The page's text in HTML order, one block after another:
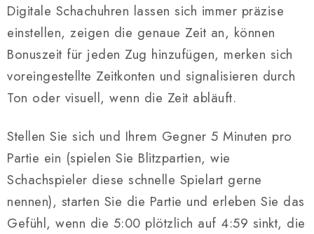
Digitale Schachuhren lassen sich immer präzise
einstellen, zeigen die genaue Zeit an, können
Bonuszeit für jeden Zug hinzufügen, merken sich
voreingestellte Zeitkonten und signalisieren durch
Ton oder visuell, wenn die Zeit abläuft.
Stellen Sie sich und Ihrem Gegner 5 Minuten pro
Partie ein (spielen Sie Blitzpartien, wie
Schachspieler diese schnelle Spielart gerne
nennen), starten Sie die Partie und erleben Sie das
Gefühl, wenn die 5:00 plötzlich auf 4:59 sinkt, die